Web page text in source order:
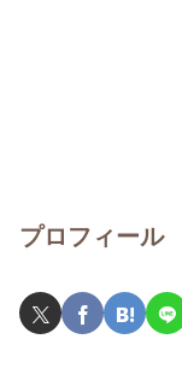
プロフィール